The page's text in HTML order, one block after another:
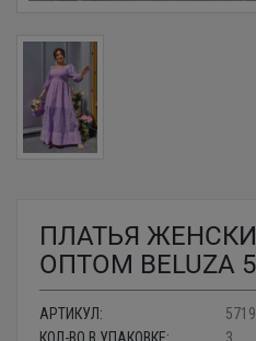
ПЛАТЬЯ
ОПТОМ BELUZA
АРТИКУЛ: